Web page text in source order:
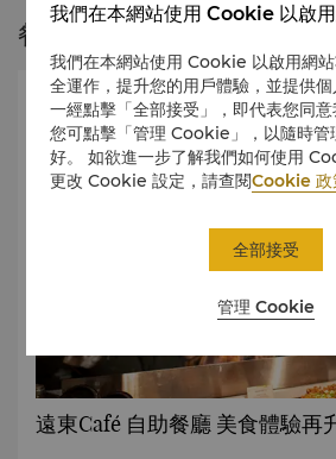
餐廳故事
遠東Café 自助餐廳 美食體驗再
我們在本網站使用 Cookie 以啟
我們在本網站使用 Cookie 以啟用網
全運作，提升您的用戶體驗，並提供個
一經點擊「全部接受」，即代表您同
您可點擊「管理 Cookie」，以隨時
好。 如欲進一步了解我們如何使用
更改 Cookie 設定，請查閱Cookie 政
管理 Cookie
全部接受